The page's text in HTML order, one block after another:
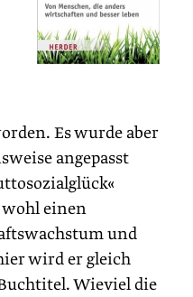
Es wurde aber
angepasst
einen
und
wird er gleich
Wieviel die